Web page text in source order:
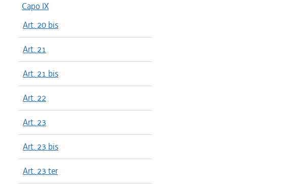
Capo IX
Art. 20 bis
Art. 21
Art. 21 bis
Art. 22
Art. 23
Art. 23 bis
Art. 23 ter